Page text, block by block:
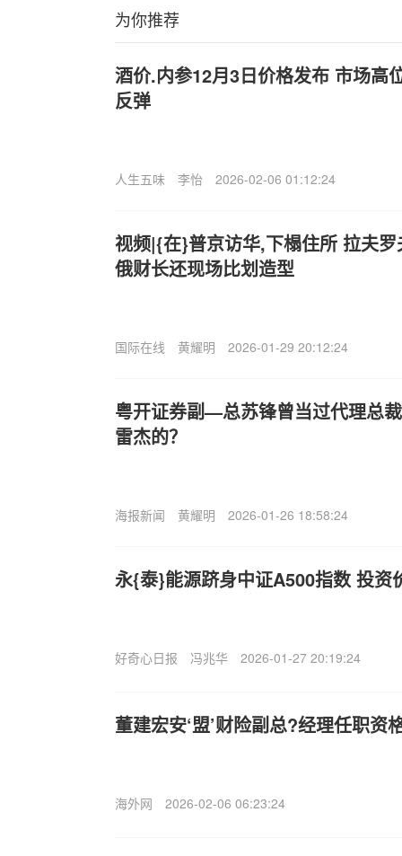
为你推荐
酒价.内参12月3日价格发布 市场高
反弹
人生五味 李怡 2026-02-06 01:12:24
视频|{在}普京访华,下榻住所 拉夫
俄财长还现场比划造型
国际在线 黄耀明 2026-01-29 20:12:24
粤开证券副—总苏锋曾当过代理总
雷杰的？
海报新闻 黄耀明 2026-01-26 18:58:24
永{泰}能源跻身中证A500指数 投资
好奇心日报 冯兆华 2026-01-27 20:19:24
董建宏安‘盟’财险副总?经理任职资
海外网 2026-02-06 06:23:24